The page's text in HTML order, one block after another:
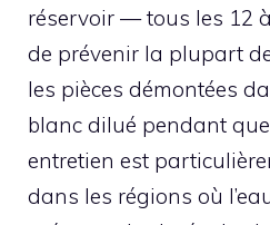
réservoir — tous les 12
de prévenir la plupart
les pièces démontées
blanc dilué pendant
entretien est
dans les régions où